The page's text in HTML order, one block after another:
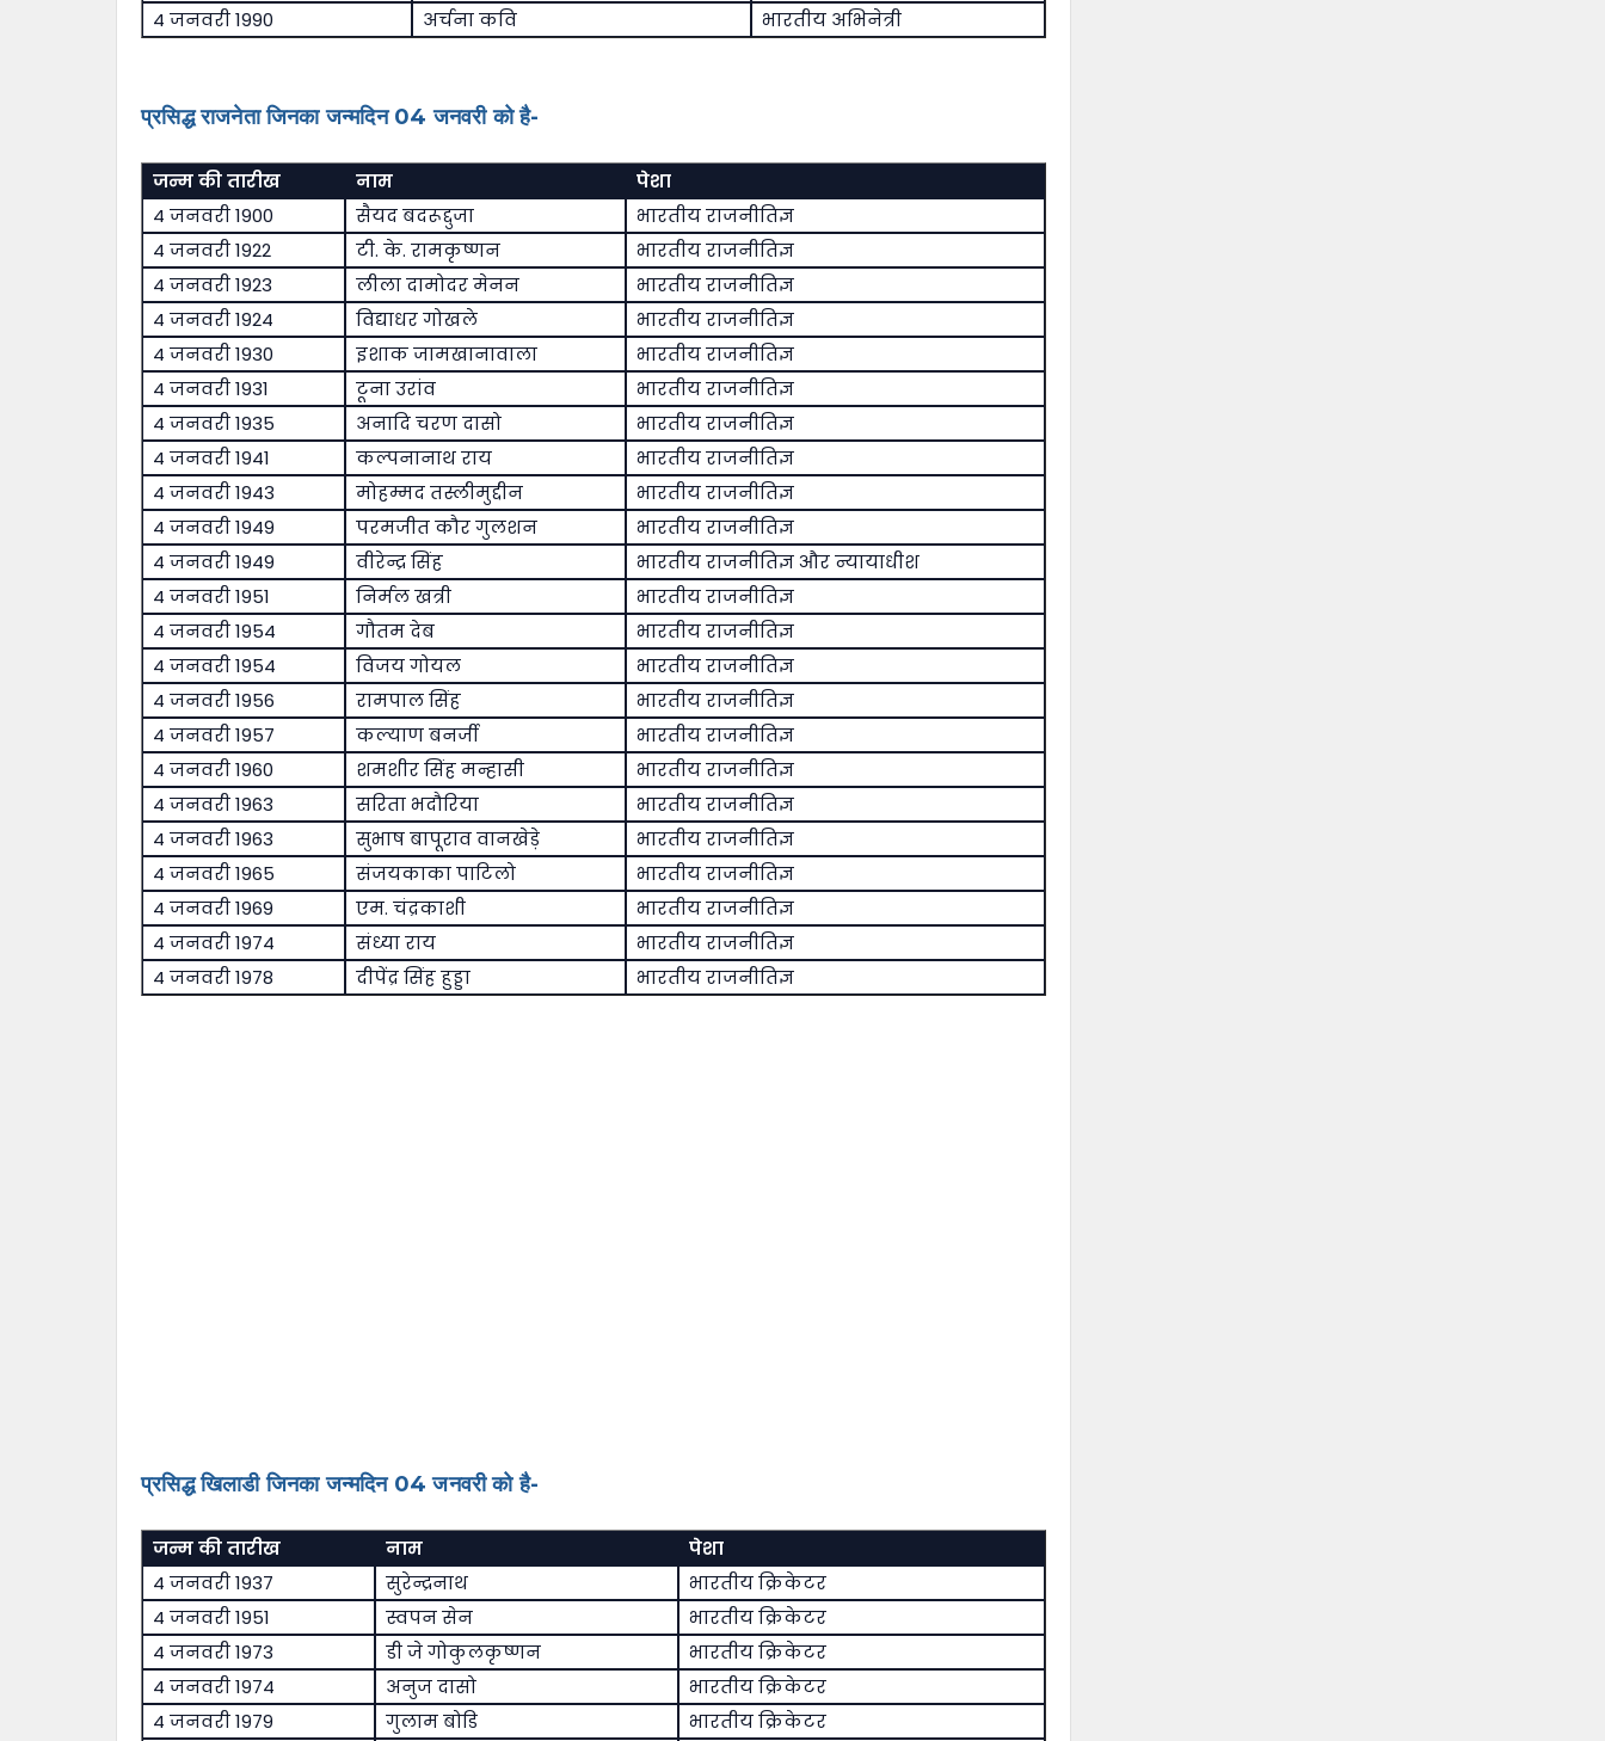
4 जनवरी 1990
अर्चना कवि भारतीय अभिनेत्री
प्रसिद्ध राजनेता जिनका जन्मदिन 04 जनवरी को है-
जन्म की तारीख नाम
पेशा
4 जनवरी 1900
सैयद बदरूद्दुजा
भारतीय राजनीतिज्ञ
4 जनवरी 1922
टी. के. रामकृष्णन
भारतीय राजनीतिज्ञ
4 जनवरी 1923
लीला दामोदर मेनन
भारतीय राजनीतिज्ञ
4 जनवरी 1924
विद्याधर गोखले
भारतीय राजनीतिज्ञ
4 जनवरी 1930
इशाक जामखानावाला
भारतीय राजनीतिज्ञ
4 जनवरी 1931
टूना उरांव
भारतीय राजनीतिज्ञ
4 जनवरी 1935
अनादि चरण दासो
भारतीय राजनीतिज्ञ
4 जनवरी 1941
कल्पनानाथ राय
भारतीय राजनीतिज्ञ
4 जनवरी 1943
मोहम्मद तस्लीमुद्दीन
भारतीय राजनीतिज्ञ
4 जनवरी 1949
परमजीत कौर गुलशन
भारतीय राजनीतिज्ञ
4 जनवरी 1949
वीरेन्द्र सिंह
भारतीय राजनीतिज्ञ और न्यायाधीश
4 जनवरी 1951
निर्मल खत्री
भारतीय राजनीतिज्ञ
4 जनवरी 1954
गौतम देब
भारतीय राजनीतिज्ञ
4 जनवरी 1954
विजय गोयल
भारतीय राजनीतिज्ञ
4 जनवरी 1956
रामपाल सिंह
भारतीय राजनीतिज्ञ
4 जनवरी 1957
कल्याण बनर्जी
भारतीय राजनीतिज्ञ
4 जनवरी 1960
शमशीर सिंह मन्हासी
भारतीय राजनीतिज्ञ
4 जनवरी 1963
सरिता भदौरिया
भारतीय राजनीतिज्ञ
4 जनवरी 1963
सुभाष बापूराव वानखेड़े
भारतीय राजनीतिज्ञ
4 जनवरी 1965
संजयकाका पाटिलो
भारतीय राजनीतिज्ञ
4 जनवरी 1969
एम. चंद्रकाशी
भारतीय राजनीतिज्ञ
4 जनवरी 1974
संध्या राय
भारतीय राजनीतिज्ञ
4 जनवरी 1978
दीपेंद्र सिंह हुड्डा भारतीय राजनीतिज्ञ
प्रसिद्ध खिलाडी जिनका जन्मदिन 04 जनवरी को है-
जन्म की तारीख नाम
पेशा
4 जनवरी 1937
सुरेन्द्रनाथ
भारतीय क्रिकेटर
4 जनवरी 1951
स्वपन सेन
भारतीय क्रिकेटर
4 जनवरी 1973
डी जे गोकुलकृष्णन
भारतीय क्रिकेटर
4 जनवरी 1974
अनुज दासो
भारतीय क्रिकेटर
4 जनवरी 1979
गुलाम बोडि भारतीय क्रिकेटर